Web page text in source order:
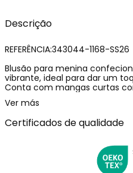
Descrição
REFERÊNCIA:343044-1168-SS26
Blusão para menina
vibrante, ideal para dar um
Conta com mangas curtas
um detalhe encantador. O
torna-o versátil para diversas
tamanhos desde 12 meses
opção confortável e prática
Ver más
Certificados de qualidade